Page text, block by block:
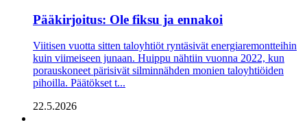
Pääkirjoitus: Ole fiksu ja ennakoi
Viitisen vuotta sitten taloyhtiöt ryntäsivät energiaremontteihin
kuin viimeiseen junaan. Huippu nähtiin vuonna 2022, kun
porauskoneet pärisivät silminnähden monien talo­yhtiöiden
pihoilla. Päätökset t...
22.5.2026